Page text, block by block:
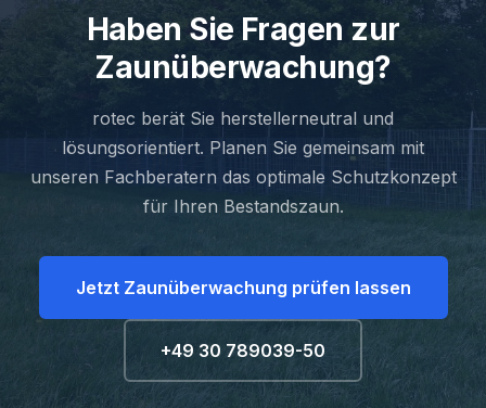
Haben Sie Fragen zur
Zaunüberwachung?
rotec berät Sie herstellerneutral und
lösungsorientiert. Planen Sie gemeinsam mit
unseren Fachberatern das optimale Schutzkonzept
für Ihren Bestandszaun.
Jetzt Zaunüberwachung prüfen lassen
+49 30 789039-50